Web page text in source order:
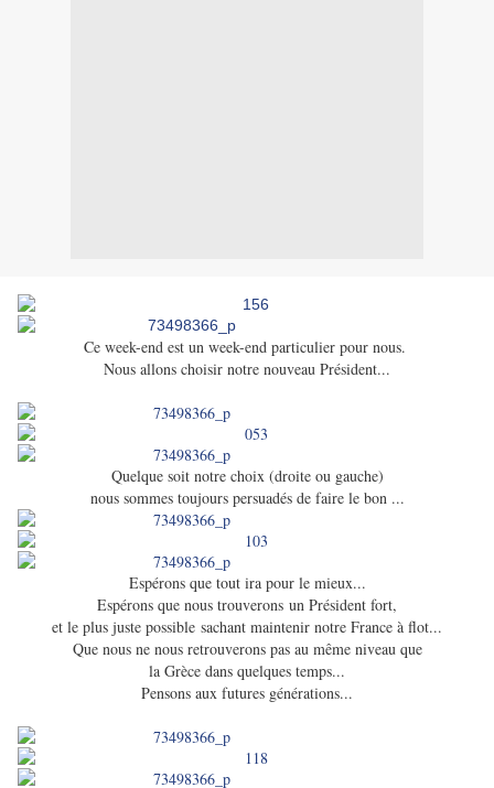
Ce week-end est un week-end particulier pour nous.
Nous allons choisir notre nouveau Président...
Quelque soit notre choix (droite ou gauche)
nous sommes toujours persuadés de faire le bon ...
Espérons que tout ira pour le mieux...
Espérons que nous trouverons un Président fort,
et le plus juste possible sachant maintenir notre France à flot...
Que nous ne nous retrouverons pas au même niveau que
la Grèce dans quelques temps...
Pensons aux futures générations...